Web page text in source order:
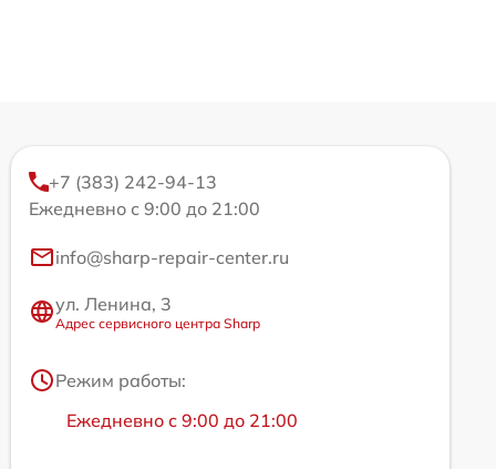
+7 (383) 242-94-13
Ежедневно с 9:00 до 21:00
info@sharp-repair-center.ru
ул. Ленина, 3
Адрес сервисного центра Sharp
Режим работы:
Ежедневно с 9:00 до 21:00